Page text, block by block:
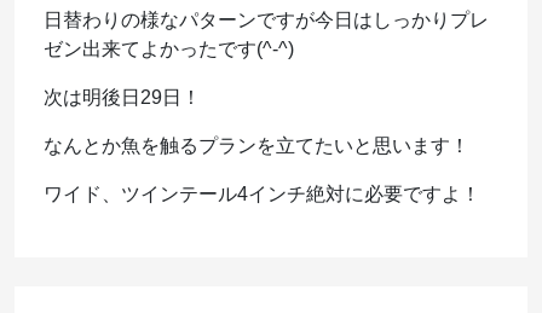
日替わりの様なパターンですが今日はしっかりプレ
ゼン出来てよかったです(^-^)
次は明後日29日！
なんとか魚を触るプランを立てたいと思います！
ワイド、ツインテール4インチ絶対に必要ですよ！